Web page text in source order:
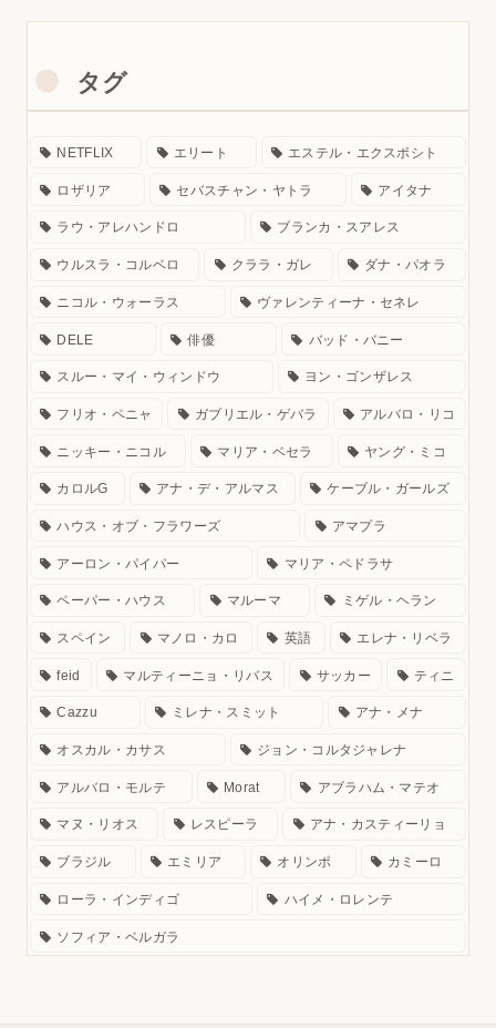
タグ
NETFLIX エリート エステル・エクスポシト
ロザリア セバスチャン・ヤトラ アイタナ
ラウ・アレハンドロ ブランカ・スアレス
ウルスラ・コルベロ クララ・ガレ ダナ・パオラ
ニコル・ウォーラス ヴァレンティーナ・セネレ
DELE 俳優 バッド・バニー
スルー・マイ・ウィンドウ ヨン・ゴンザレス
フリオ・ペニャ ガブリエル・ゲバラ アルバロ・リコ
ニッキー・ニコル マリア・ベセラ ヤング・ミコ
カロルG アナ・デ・アルマス ケーブル・ガールズ
ハウス・オブ・フラワーズ アマプラ
アーロン・パイパー マリア・ペドラサ
ペーパー・ハウス マルーマ ミゲル・ヘラン
スペイン マノロ・カロ 英語 エレナ・リベラ
feid マルティーニョ・リバス サッカー ティニ
Cazzu ミレナ・スミット アナ・メナ
オスカル・カサス ジョン・コルタジャレナ
アルバロ・モルテ Morat アブラハム・マテオ
マヌ・リオス レスピーラ アナ・カスティーリョ
ブラジル エミリア オリンポ カミーロ
ローラ・インディゴ ハイメ・ロレンテ
ソフィア・ベルガラ